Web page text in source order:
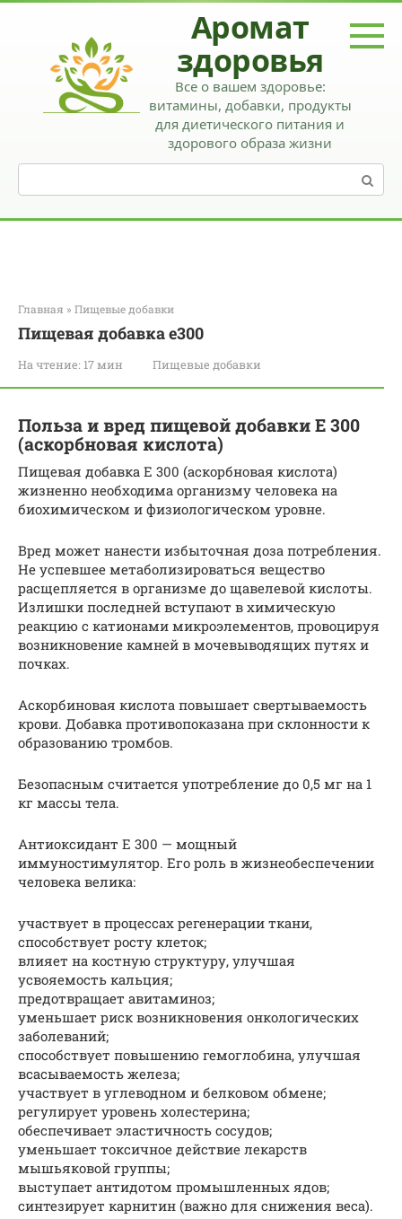
Перейти
Аромат
здоровья
Все о вашем здоровье:
витамины, добавки, продукты
для диетического питания и
здорового образа жизни
Поиск:
Главная » Пищевые добавки
Пищевая добавка е300
На чтение: 17 мин Пищевые добавки
Польза и вред пищевой добавки Е 300
(аскорбновая кислота)
Пищевая добавка Е 300 (аскорбновая кислота)
жизненно необходима организму человека на
биохимическом и физиологическом уровне.
Вред может нанести избыточная доза потребления.
Не успевшее метаболизироваться вещество
расщепляется в организме до щавелевой кислоты.
Излишки последней вступают в химическую
реакцию с катионами микроэлементов, провоцируя
возникновение камней в мочевыводящих путях и
почках.
Аскорбиновая кислота повышает свертываемость
крови. Добавка противопоказана при склонности к
образованию тромбов.
Безопасным считается употребление до 0,5 мг на 1
кг массы тела.
Антиоксидант Е 300 — мощный
иммуностимулятор. Его роль в жизнеобеспечении
человека велика:
участвует в процессах регенерации ткани,
способствует росту клеток;
влияет на костную структуру, улучшая
усвояемость кальция;
предотвращает авитаминоз;
уменьшает риск возникновения онкологических
заболеваний;
способствует повышению гемоглобина, улучшая
всасываемость железа;
участвует в углеводном и белковом обмене;
регулирует уровень холестерина;
обеспечивает эластичность сосудов;
уменьшает токсичное действие лекарств
мышьяковой группы;
выступает антидотом промышленных ядов;
синтезирует карнитин (важно для снижения веса).